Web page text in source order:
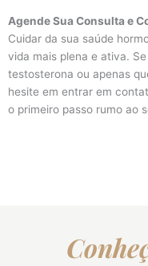
Agende Sua Consulta e
Cuidar da sua saúde
vida mais plena e ativa.
testosterona ou apenas
hesite em entrar em
o primeiro passo rumo ao